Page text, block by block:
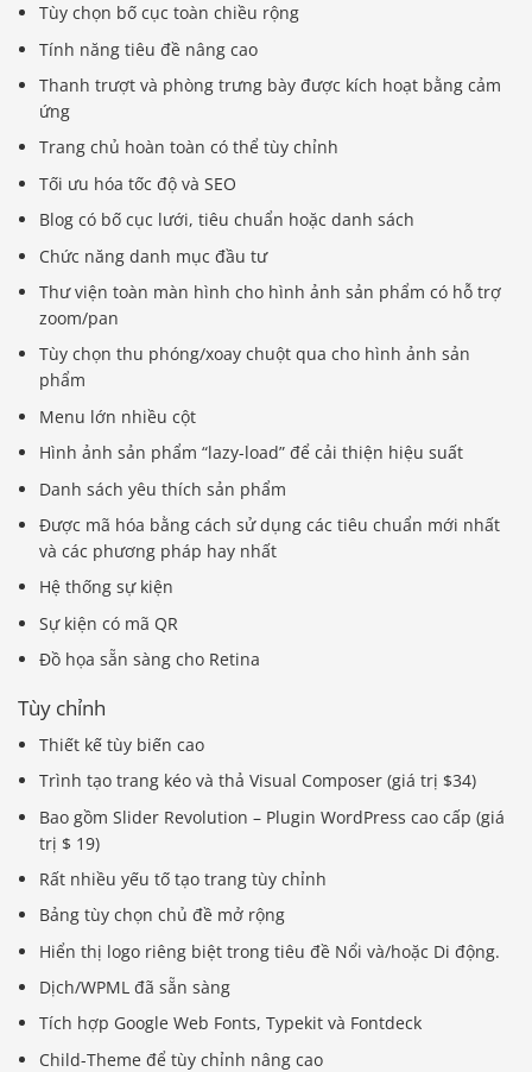
Tùy chọn bố cục toàn chiều rộng
Tính năng tiêu đề nâng cao
Thanh trượt và phòng trưng bày được kích hoạt bằng cảm
ứng
Trang chủ hoàn toàn có thể tùy chỉnh
Tối ưu hóa tốc độ và SEO
Blog có bố cục lưới, tiêu chuẩn hoặc danh sách
Chức năng danh mục đầu tư
Thư viện toàn màn hình cho hình ảnh sản phẩm có hỗ trợ
zoom/pan
Tùy chọn thu phóng/xoay chuột qua cho hình ảnh sản
phẩm
Menu lớn nhiều cột
Hình ảnh sản phẩm “lazy-load” để cải thiện hiệu suất
Danh sách yêu thích sản phẩm
Được mã hóa bằng cách sử dụng các tiêu chuẩn mới nhất
và các phương pháp hay nhất
Hệ thống sự kiện
Sự kiện có mã QR
Đồ họa sẵn sàng cho Retina
Tùy chỉnh
Thiết kế tùy biến cao
Trình tạo trang kéo và thả Visual Composer (giá trị $34)
Bao gồm Slider Revolution – Plugin WordPress cao cấp (giá
trị $ 19)
Rất nhiều yếu tố tạo trang tùy chỉnh
Bảng tùy chọn chủ đề mở rộng
Hiển thị logo riêng biệt trong tiêu đề Nổi và/hoặc Di động.
Dịch/WPML đã sẵn sàng
Tích hợp Google Web Fonts, Typekit và Fontdeck
Child-Theme để tùy chỉnh nâng cao